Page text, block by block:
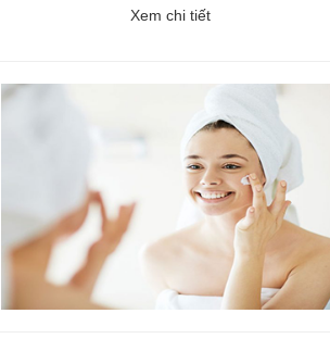
cuồng" và chưa bao giờ có dấu hiệu "hạ
Xem chi tiết